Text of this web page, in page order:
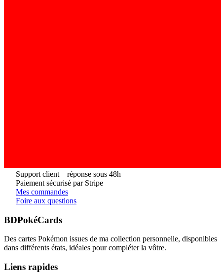
Support client – réponse sous 48h
Paiement sécurisé par Stripe
Mes commandes
Foire aux questions
BDPokéCards
Des cartes Pokémon issues de ma collection personnelle, disponibles
dans différents états, idéales pour compléter la vôtre.
Liens rapides